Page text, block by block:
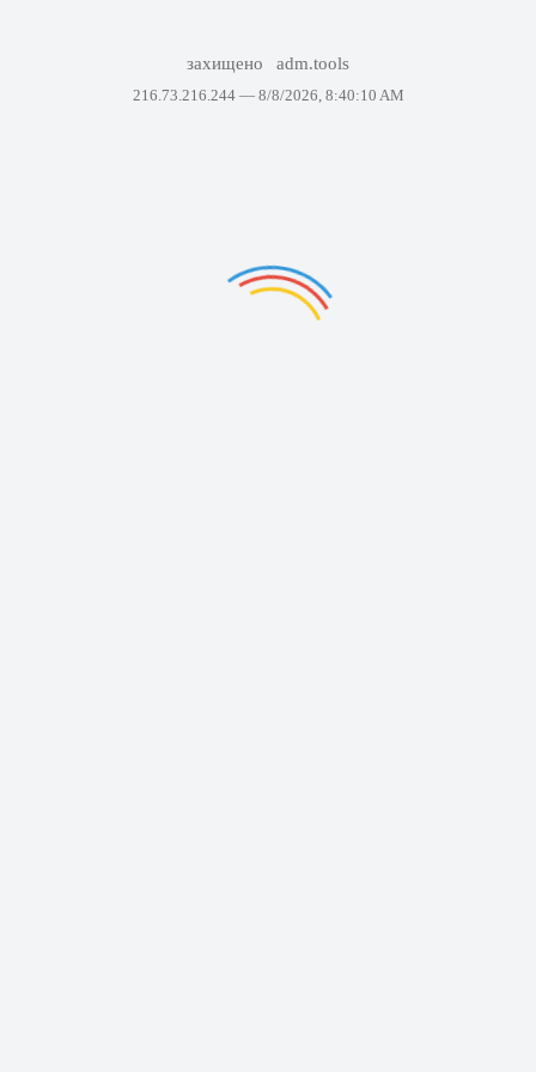
захищено adm.tools
216.73.216.244 — 8/8/2026, 8:40:10 AM